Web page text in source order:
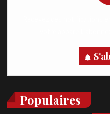
Populaires